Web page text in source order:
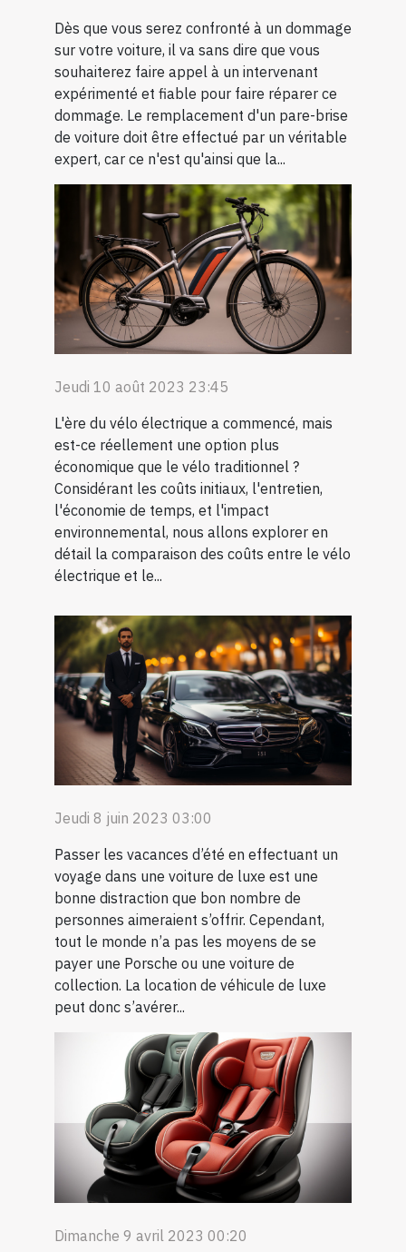
Dès que vous serez confronté à un dommage
sur votre voiture, il va sans dire que vous
souhaiterez faire appel à un intervenant
expérimenté et fiable pour faire réparer ce
dommage. Le remplacement d'un pare-brise
de voiture doit être effectué par un véritable
expert, car ce n'est qu'ainsi que la...
Jeudi 10 août 2023 23:45
L'ère du vélo électrique a commencé, mais
est-ce réellement une option plus
économique que le vélo traditionnel ?
Considérant les coûts initiaux, l'entretien,
l'économie de temps, et l'impact
environnemental, nous allons explorer en
détail la comparaison des coûts entre le vélo
électrique et le...
Jeudi 8 juin 2023 03:00
Passer les vacances d’été en effectuant un
voyage dans une voiture de luxe est une
bonne distraction que bon nombre de
personnes aimeraient s’offrir. Cependant,
tout le monde n’a pas les moyens de se
payer une Porsche ou une voiture de
collection. La location de véhicule de luxe
peut donc s’avérer...
Dimanche 9 avril 2023 00:20